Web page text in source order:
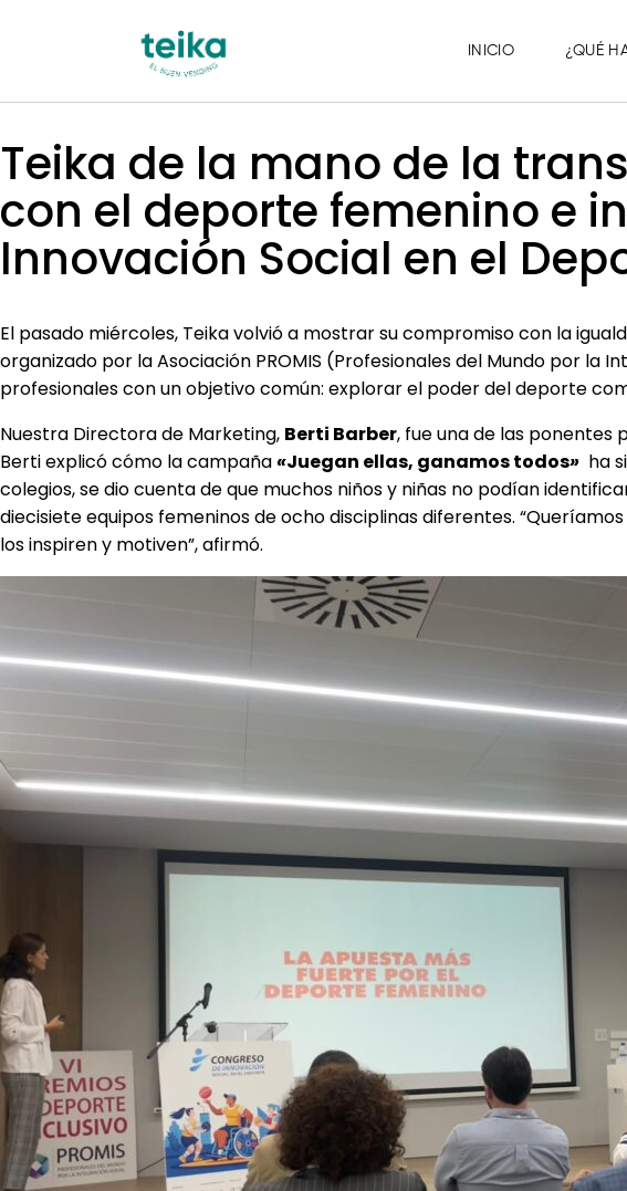
INICIO ¿QUÉ
Teika de la mano de la
con el deporte femenino e
Innovación Social en el
El pasado miércoles, Teika volvió a mostrar su compromiso con la
organizado por la Asociación PROMIS (Profesionales del Mundo por la
profesionales con un objetivo común: explorar el poder del deporte
Nuestra Directora de Marketing, Berti Barber, fue una de las ponentes
Berti explicó cómo la campaña«Juegan ellas, ganamos todos» ha
colegios, se dio cuenta de que muchos niños y niñas no podían
diecisiete equipos femeninos de ocho disciplinas diferentes.
los inspiren y motiven”, afirmó.